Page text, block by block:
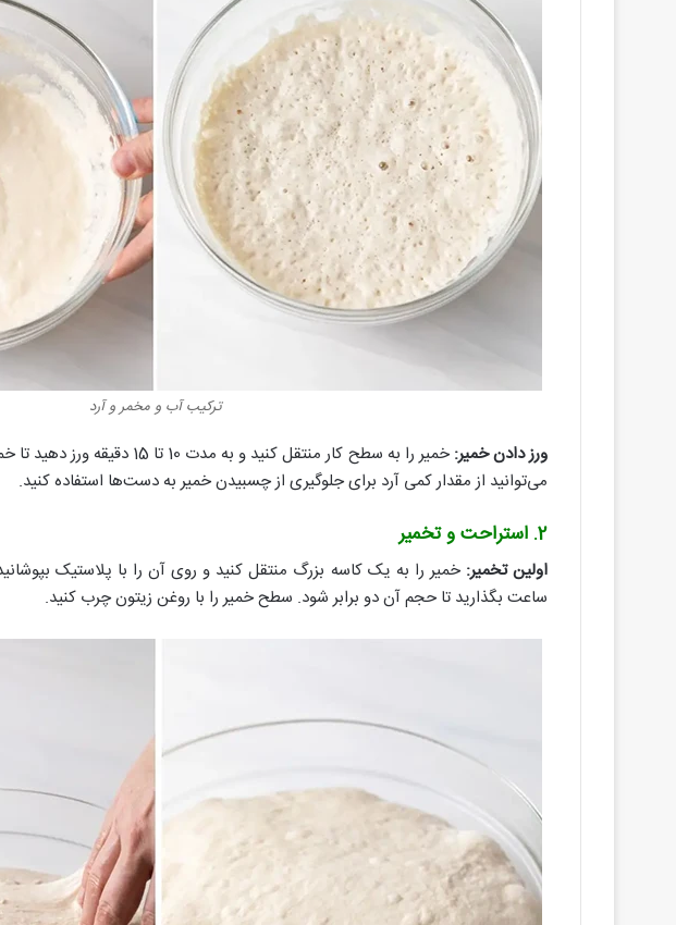
ترکیب آب و مخمر و آرد
ورز دادن خمیر:
خمیر را به سطح کار منتقل کنید و
می‌توانید از مقدار کمی آرد برای جلوگیری از چسبیدن خمیر به دست‌ها استفاده کنید.
2. استراحت و تخمیر
اولین تخمیر:
ساعت بگذارید تا حجم آن دو برابر شود. سطح خمیر را با روغن زیتون چرب کنید.